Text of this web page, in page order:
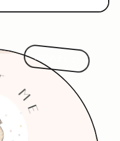
はじめまして!